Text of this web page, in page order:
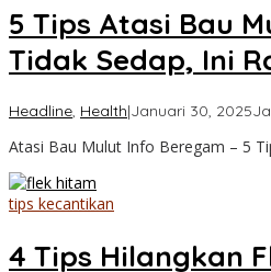
5 Tips Atasi Bau
Tidak Sedap, Ini
Headline, Health|Januari 30, 2025
Atasi Bau Mulut Info Beregam – 5
tips kecantikan
4 Tips Hilangkan